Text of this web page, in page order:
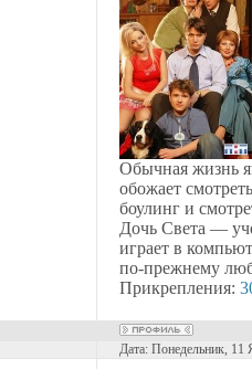
Обычная жизнь
обожает
боулинг и
Дочь Света —
играет в
по-прежнему
Прикрепления:
Дата: Понедельник, 11